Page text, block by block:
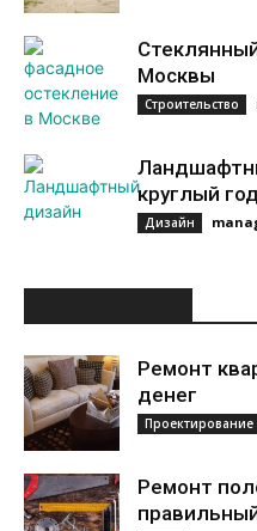
Москвы
Строительство
круглый год
Дизайн
Ремонт
денег
Проектирование
Ремонт